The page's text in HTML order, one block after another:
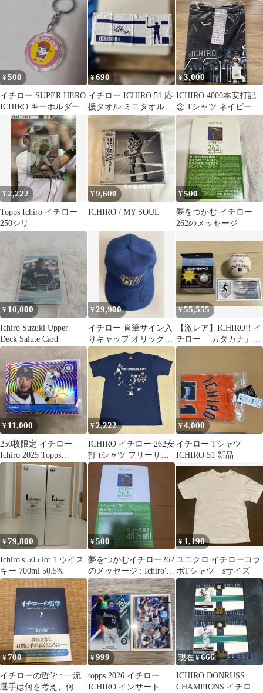
Black & White
¥500
イチロー SUPER HERO
ICHIRO キーホルダー
¥690
イチロー ICHIRO 51 応
援タオル ミニタオルハ
ンカチおまけ付き
¥3,000
ICHIRO 4000本安打記
念 Tシャツ ネイビー
¥ 2,222
Topps Ichiro イチロー
250シリ
¥9,600
ICHIRO / MY SOUL
¥500
夢をつかむ イチロー
262のメッセージ
¥ 10,000
Ichiro Suzuki Upper
Deck Salute Card
¥ 29,900
イチロー 直筆サイン入
りキャップ オリック
ス・ブルーウェーブ
ICHIRO
¥55,555
【激レア】ICHIRO!! イ
チロー 「カタカナ」イ
ンスク入り 直筆サイン
¥ 11,000
250枚限定 イチロー
Ichiro 2025 Topps
Chrome
¥2,222
ICHIRO イチロー 262安
打 tシャツ フリーサイ
ズ マリナーズ
¥4,000
イチロー Tシャツ
ICHIRO 51 新品
¥79,800
Ichiro's 505 lot.1 ウイス
キー 700ml 50.5%
¥500
夢をつかむイチロー262
のメッセージ : Ichiro's
message s…
¥ 1,190
ユニクロ イチローコラ
ボTシャツ sサイズ
¥700
イチローの哲学 : 一流
選手は何を考え、何を
¥999
topps 2026 イチロー
ICHIRO インサート 2
現在 ¥666
ICHIRO DONRUSS
CHAMPIONS イチロー